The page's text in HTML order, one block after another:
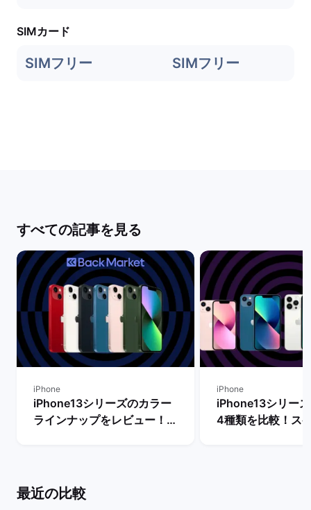
SIMカード
SIMフリー SIMフリー
すべての記事を見る
iPhone
iPhone13シリーズのカラー
ラインナップをレビュー！
iPhone
iPhone13シリー
4種類を比較！ス
最近の比較